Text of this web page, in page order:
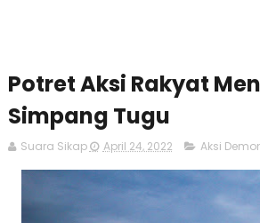
Potret Aksi Rakyat
Simpang Tugu
Suara Sikap April 24, 2022 Aksi